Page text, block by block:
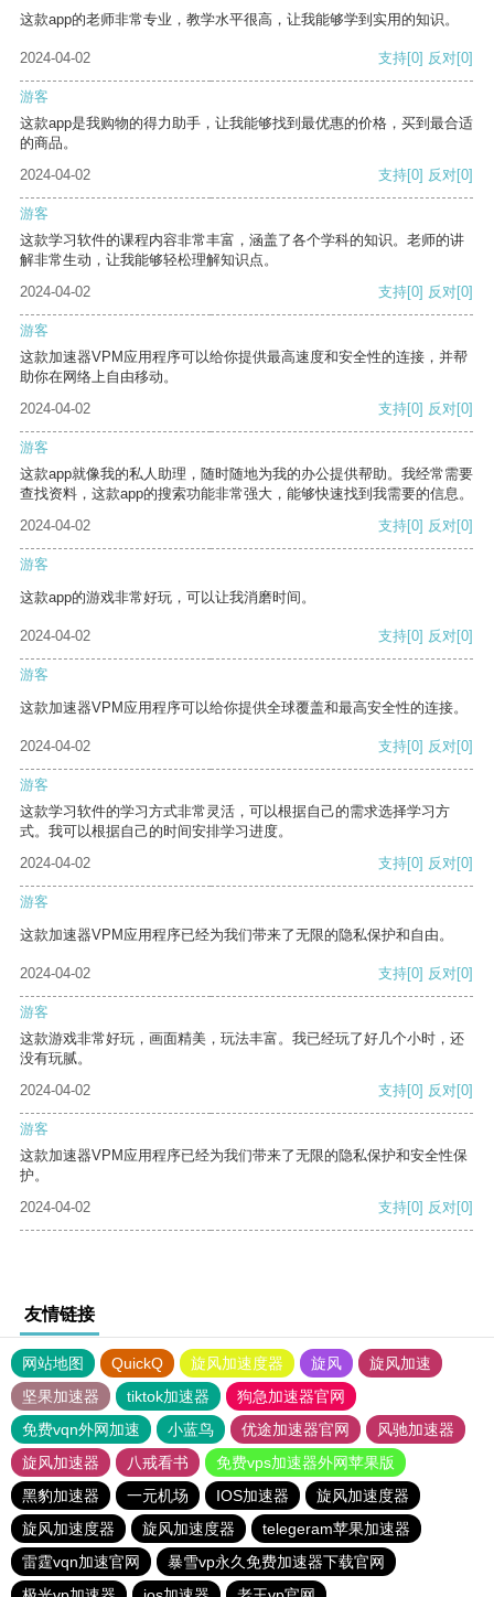
这款app的老师非常专业，教学水平很高，让我能够学到实用的知识。
2024-04-02 支持[0] 反对[0]
游客
这款app是我购物的得力助手，让我能够找到最优惠的价格，买到最合适
的商品。
2024-04-02
支持[0] 反对[0]
游客
这款学习软件的课程内容非常丰富，涵盖了各个学科的知识。老师的讲
解非常生动，让我能够轻松理解知识点。
2024-04-02
支持[0] 反对[0]
游客
这款加速器VPM应用程序可以给你提供最高速度和安全性的连接，并帮
助你在网络上自由移动。
2024-04-02
支持[0] 反对[0]
游客
这款app就像我的私人助理，随时随地为我的办公提供帮助。我经常需要
查找资料，这款app的搜索功能非常强大，能够快速找到我需要的信息。
2024-04-02
支持[0] 反对[0]
游客
这款app的游戏非常好玩，可以让我消磨时间。
2024-04-02 支持[0] 反对[0]
游客
这款加速器VPM应用程序可以给你提供全球覆盖和最高安全性的连接。
2024-04-02 支持[0] 反对[0]
游客
这款学习软件的学习方式非常灵活，可以根据自己的需求选择学习方
式。我可以根据自己的时间安排学习进度。
2024-04-02
支持[0] 反对[0]
游客
这款加速器VPM应用程序已经为我们带来了无限的隐私保护和自由。
2024-04-02 支持[0] 反对[0]
游客
这款游戏非常好玩，画面精美，玩法丰富。我已经玩了好几个小时，还
没有玩腻。
2024-04-02
支持[0] 反对[0]
游客
这款加速器VPM应用程序已经为我们带来了无限的隐私保护和安全性保
护。
2024-04-02
支持[0] 反对[0]
友情链接
网站地图 QuickQ 旋风加速度器 旋风
旋风加速
坚果加速器
tiktok加速器
狗急加速器官网
免费vqn外网加速
小蓝鸟 优途加速器官网
风驰加速器
旋风加速器
八戒看书
免费vps加速器外网苹果版
黑豹加速器
一元机场 IOS加速器
旋风加速度器
旋风加速度器
旋风加速度器
telegeram苹果加速器
雷霆vqn加速官网
暴雪vp永久免费加速器下载官网